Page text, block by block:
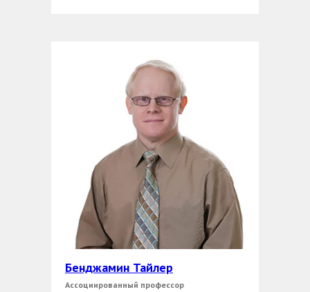
Бенджамин Тайлер
Ассоциированный профессор